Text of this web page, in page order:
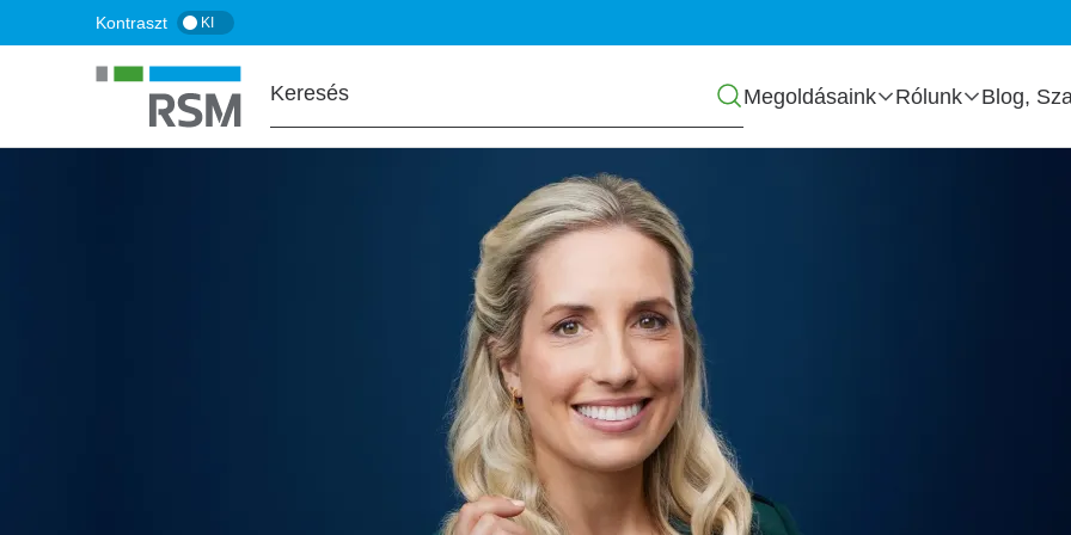
a
tartalomra
Kontraszt KI
Főmenü
Megoldásaink Rólunk Blog,